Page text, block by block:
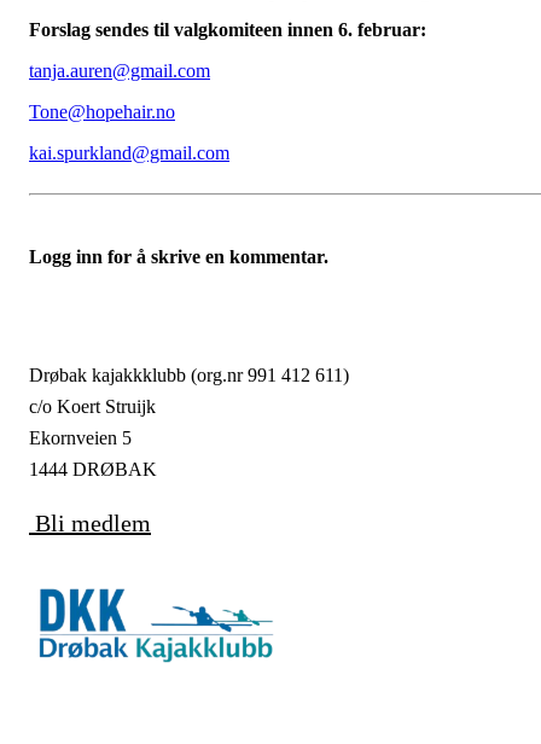
Forslag sendes til valgkomiteen innen 6. februar:
tanja.auren@gmail.com
Tone@hopehair.no
kai.spurkland@gmail.com
Logg inn for å skrive en kommentar.
Drøbak kajakkklubb (org.nr 991 412 611)
c/o Koert Struijk
Ekornveien 5
1444 DRØBAK
Bli medlem